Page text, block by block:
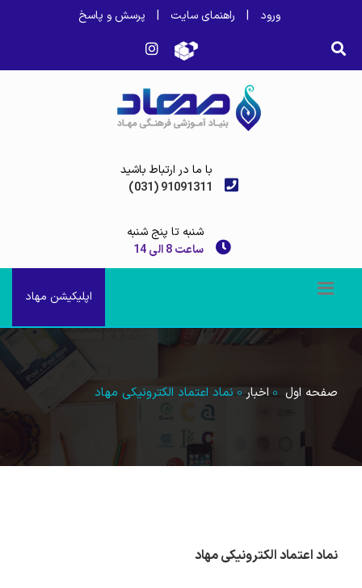
پرسش و پاسخ | راهنمای سایت | ورود
با ما در ارتباط باشید
(031) 91091311
شنبه تا پنج شنبه
ساعت 8 الی 14
اپلیکیشن مهاد
صفحه اول اخبار نماد اعتماد الکترونیکی مهاد
نماد اعتماد الکترونیکی مهاد